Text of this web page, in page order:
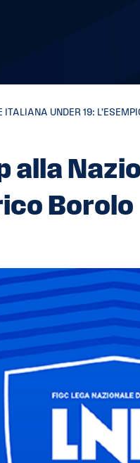
UNDER 19:
alla
Borolo